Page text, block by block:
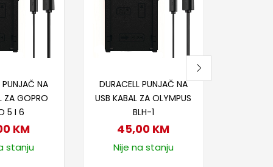
PUNJAČ NA
ZA GOPRO
5 I 6
KM
stanju
DURACELL PUNJAČ NA
USB KABAL ZA OLYMPUS
BLH-1
45,00 KM
Nije na stanju